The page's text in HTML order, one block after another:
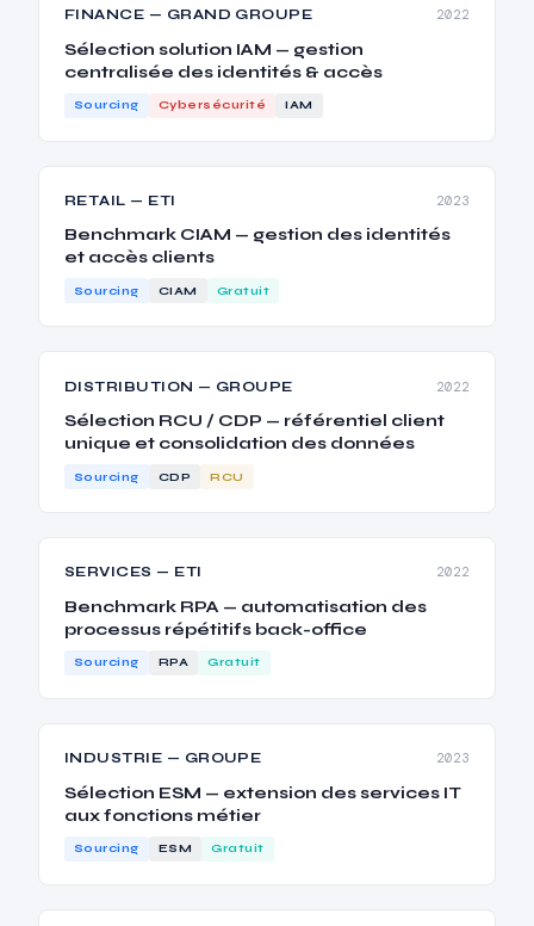
FINANCE — GRAND GROUPE 2022
Sélection solution IAM — gestion
centralisée des identités & accès
Sourcing Cybersécurité IAM
RETAIL — ETI 2023
Benchmark CIAM — gestion des identités
et accès clients
Sourcing CIAM Gratuit
DISTRIBUTION — GROUPE 2022
Sélection RCU / CDP — référentiel client
unique et consolidation des données
Sourcing CDP RCU
SERVICES — ETI 2022
Benchmark RPA — automatisation des
processus répétitifs back-office
Sourcing RPA Gratuit
INDUSTRIE — GROUPE 2023
Sélection ESM — extension des services IT
aux fonctions métier
Sourcing ESM Gratuit